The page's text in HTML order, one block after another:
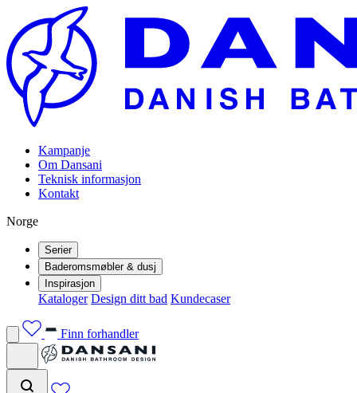
Kampanje
Om Dansani
Teknisk informasjon
Kontakt
Norge
Serier
Baderomsmøbler & dusj
Inspirasjon
Kataloger Design ditt bad Kundecaser
Finn forhandler